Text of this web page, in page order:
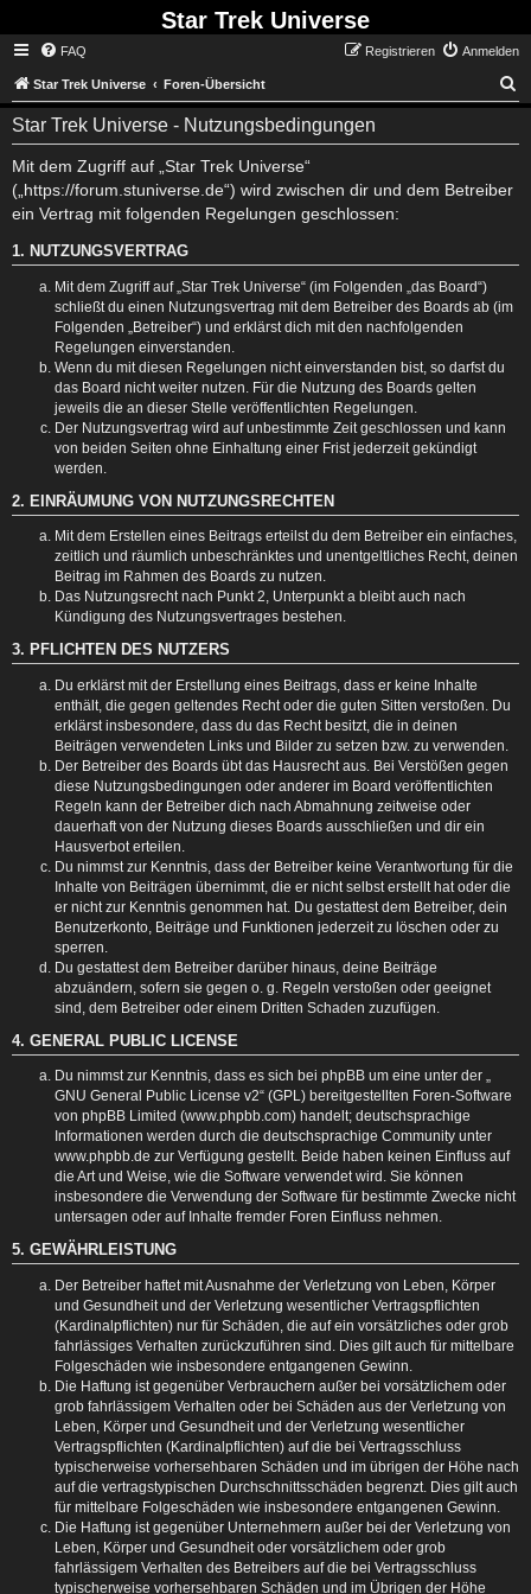
Star Trek Universe
FAQ Anmelden
Registrieren
Star Trek Universe Foren-Übersicht
Star Trek Universe - Nutzungsbedingungen
Mit dem Zugriff auf „Star Trek Universe“
(„https://forum.stuniverse.de“) wird zwischen dir und dem Betreiber
ein Vertrag mit folgenden Regelungen geschlossen:
1. NUTZUNGSVERTRAG
Mit dem Zugriff auf „Star Trek Universe“ (im Folgenden „das Board“)
schließt du einen Nutzungsvertrag mit dem Betreiber des Boards ab (im
Folgenden „Betreiber“) und erklärst dich mit den nachfolgenden
Regelungen einverstanden.
Wenn du mit diesen Regelungen nicht einverstanden bist, so darfst du
das Board nicht weiter nutzen. Für die Nutzung des Boards gelten
jeweils die an dieser Stelle veröffentlichten Regelungen.
Der Nutzungsvertrag wird auf unbestimmte Zeit geschlossen und kann
von beiden Seiten ohne Einhaltung einer Frist jederzeit gekündigt
werden.
2. EINRÄUMUNG VON NUTZUNGSRECHTEN
Mit dem Erstellen eines Beitrags erteilst du dem Betreiber ein einfaches,
zeitlich und räumlich unbeschränktes und unentgeltliches Recht, deinen
Beitrag im Rahmen des Boards zu nutzen.
Das Nutzungsrecht nach Punkt 2, Unterpunkt a bleibt auch nach
Kündigung des Nutzungsvertrages bestehen.
3. PFLICHTEN DES NUTZERS
Du erklärst mit der Erstellung eines Beitrags, dass er keine Inhalte
enthält, die gegen geltendes Recht oder die guten Sitten verstoßen. Du
erklärst insbesondere, dass du das Recht besitzt, die in deinen
Beiträgen verwendeten Links und Bilder zu setzen bzw. zu verwenden.
Der Betreiber des Boards übt das Hausrecht aus. Bei Verstößen gegen
diese Nutzungsbedingungen oder anderer im Board veröffentlichten
Regeln kann der Betreiber dich nach Abmahnung zeitweise oder
dauerhaft von der Nutzung dieses Boards ausschließen und dir ein
Hausverbot erteilen.
Du nimmst zur Kenntnis, dass der Betreiber keine Verantwortung für die
Inhalte von Beiträgen übernimmt, die er nicht selbst erstellt hat oder die
er nicht zur Kenntnis genommen hat. Du gestattest dem Betreiber, dein
Benutzerkonto, Beiträge und Funktionen jederzeit zu löschen oder zu
sperren.
Du gestattest dem Betreiber darüber hinaus, deine Beiträge
abzuändern, sofern sie gegen o. g. Regeln verstoßen oder geeignet
sind, dem Betreiber oder einem Dritten Schaden zuzufügen.
4. GENERAL PUBLIC LICENSE
Du nimmst zur Kenntnis, dass es sich bei phpBB um eine unter der „
GNU General Public License v2“ (GPL) bereitgestellten Foren-Software
von phpBB Limited (www.phpbb.com) handelt; deutschsprachige
Informationen werden durch die deutschsprachige Community unter
www.phpbb.de zur Verfügung gestellt. Beide haben keinen Einfluss auf
die Art und Weise, wie die Software verwendet wird. Sie können
insbesondere die Verwendung der Software für bestimmte Zwecke nicht
untersagen oder auf Inhalte fremder Foren Einfluss nehmen.
5. GEWÄHRLEISTUNG
Der Betreiber haftet mit Ausnahme der Verletzung von Leben, Körper
und Gesundheit und der Verletzung wesentlicher Vertragspflichten
(Kardinalpflichten) nur für Schäden, die auf ein vorsätzliches oder grob
fahrlässiges Verhalten zurückzuführen sind. Dies gilt auch für mittelbare
Folgeschäden wie insbesondere entgangenen Gewinn.
Die Haftung ist gegenüber Verbrauchern außer bei vorsätzlichem oder
grob fahrlässigem Verhalten oder bei Schäden aus der Verletzung von
Leben, Körper und Gesundheit und der Verletzung wesentlicher
Vertragspflichten (Kardinalpflichten) auf die bei Vertragsschluss
typischerweise vorhersehbaren Schäden und im übrigen der Höhe nach
auf die vertragstypischen Durchschnittsschäden begrenzt. Dies gilt auch
für mittelbare Folgeschäden wie insbesondere entgangenen Gewinn.
Die Haftung ist gegenüber Unternehmern außer bei der Verletzung von
Leben, Körper und Gesundheit oder vorsätzlichem oder grob
fahrlässigem Verhalten des Betreibers auf die bei Vertragsschluss
typischerweise vorhersehbaren Schäden und im Übrigen der Höhe